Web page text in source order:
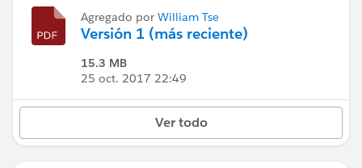
Agregado por William Tse
Versión 1 (más reciente)
15.3 MB
25 oct. 2017 22:49
Ver todo